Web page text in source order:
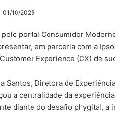
01/10/2025
portal Consumidor
em parceria com a
Experience (CX) de
Santos, Diretora de
a centralidade da
diante do desafio phygital, a